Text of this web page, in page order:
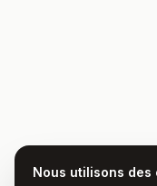
Nous utilisons des